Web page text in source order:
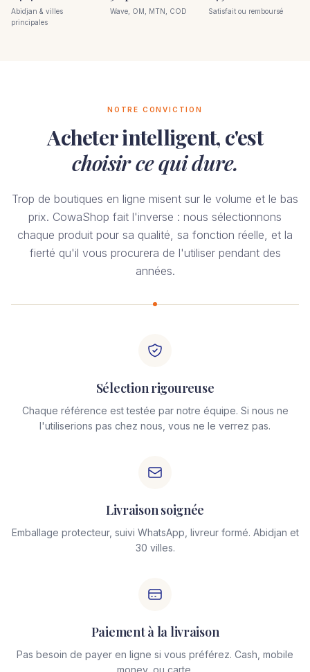
Abidjan & villes
principales
Wave, OM, MTN, COD Satisfait ou remboursé
NOTRE CONVICTION
Acheter intelligent, c'est
choisir ce qui dure.
Trop de boutiques en ligne misent sur le volume et le bas
prix. CowaShop fait l'inverse : nous sélectionnons
chaque produit pour sa qualité, sa fonction réelle, et la
fierté qu'il vous procurera de l'utiliser pendant des
années.
Sélection rigoureuse
Chaque référence est testée par notre équipe. Si nous ne
l'utiliserions pas chez nous, vous ne le verrez pas.
Livraison soignée
Emballage protecteur, suivi WhatsApp, livreur formé. Abidjan et
30 villes.
Paiement à la livraison
Pas besoin de payer en ligne si vous préférez. Cash, mobile